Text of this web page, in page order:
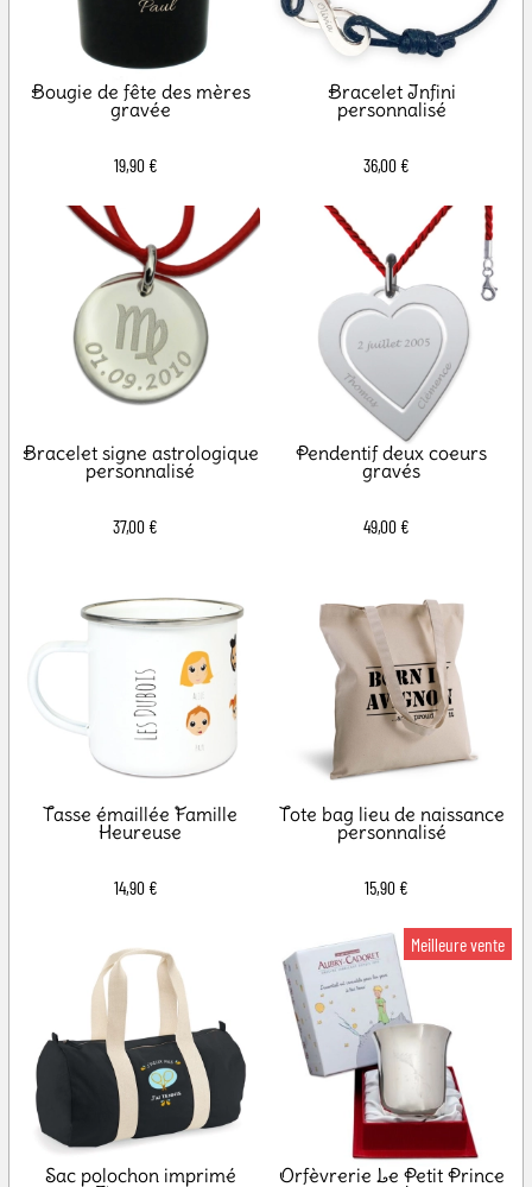
Bougie de fête des mères
gravée
19,90 €
Bracelet Infini
personnalisé
36,00 €
Bracelet signe astrologique
personnalisé
37,00 €
Pendentif deux coeurs
gravés
49,00 €
Tasse émaillée Famille
Heureuse
14,90 €
Tote bag lieu de naissance
personnalisé
15,90 €
Sac polochon imprimé Orfèvrerie Le Petit Prince